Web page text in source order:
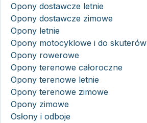
Opony dostawcze letnie
Opony dostawcze zimowe
Opony letnie
Opony motocyklowe i do skuterów
Opony rowerowe
Opony terenowe całoroczne
Opony terenowe letnie
Opony terenowe zimowe
Opony zimowe
Osłony i odboje